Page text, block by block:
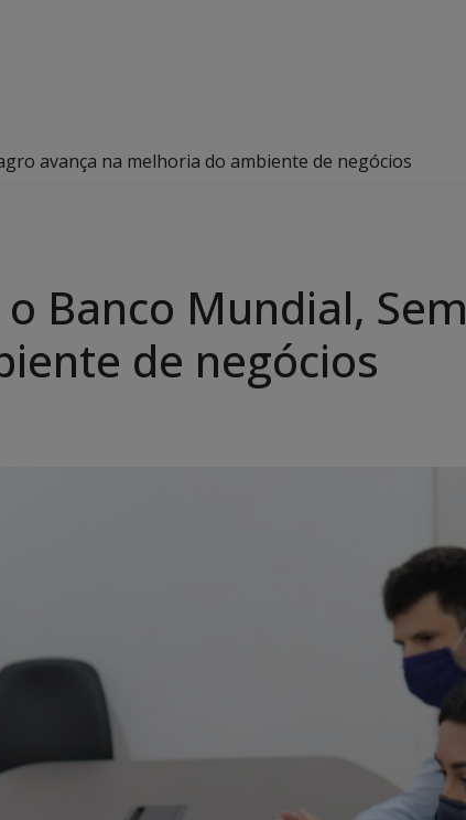
avança na melhoria do ambiente de negócios
Banco Mundial,
de negócios